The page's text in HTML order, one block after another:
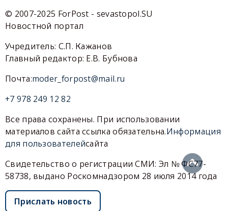
© 2007-2025 ForPost - sevastopol.SU
Новостной портал
Учредитель: С.П. Кажанов
Главный редактор: Е.В. Бубнова
Почта:moder_forpost@mail.ru
+7 978 249 12 82
Все права сохранены. При использовании
материалов сайта ссылка обязательна.Информация
для пользователейсайта
Свидетельство о регистрации СМИ: Эл № ФС77-
58738, выдано Роскомнадзором 28 июля 2014 года
Прислать новость